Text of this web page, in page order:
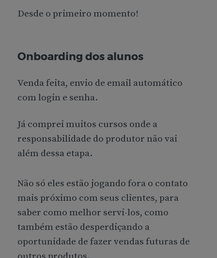
Desde o primeiro momento!
Onboarding dos alunos
Venda feita, envio de email automático
com login e senha.
Já comprei muitos cursos onde a
responsabilidade do produtor não vai
além dessa etapa.
Não só eles estão jogando fora o contato
mais próximo com seus clientes, para
saber como melhor servi-los, como
também estão desperdiçando a
oportunidade de fazer vendas futuras de